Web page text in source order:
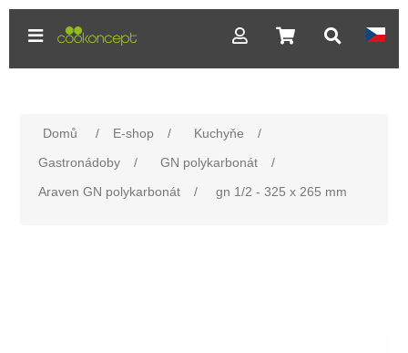
Domů / E-shop / Kuchyňe
/
Gastronádoby
/ GN polykarbonát
/
Araven GN polykarbonát
/ gn 1/2 - 325 x 265 mm